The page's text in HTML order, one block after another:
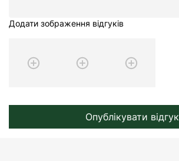
Додати зображення відгуків
Опублікувати відгук